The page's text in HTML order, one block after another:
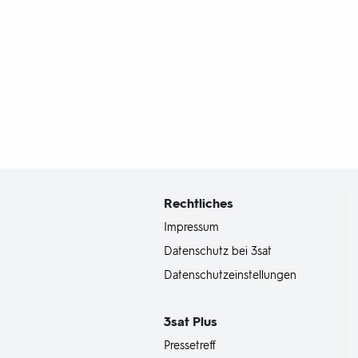
Rechtliches
Impressum
Datenschutz bei 3sat
Datenschutzeinstellungen
3satPlus
Pressetreff